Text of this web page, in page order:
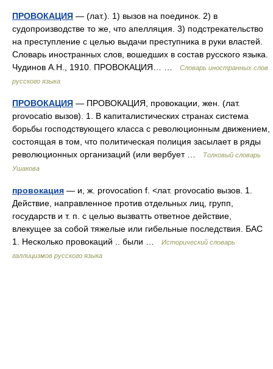
ПРОВОКАЦИЯ — (лат.). 1) вызов на поединок. 2) в
судопроизводстве то же, что апелляция. 3) подстрекательство
на преступление с целью выдачи преступника в руки властей.
Словарь иностранных слов, вошедших в состав русского языка.
Чудинов А.Н., 1910. ПРОВОКАЦИЯ… …
Словарь иностранных слов
русского языка
ПРОВОКАЦИЯ — ПРОВОКАЦИЯ, провокации, жен. (лат.
provocatio вызов). 1. В капиталистических странах система
борьбы господствующего класса с революционным движением,
состоящая в том, что политическая полиция засылает в ряды
революционных организаций (или вербует …
Толковый словарь
Ушакова
провокация — и, ж. provocation f. <лат. provocatio вызов. 1.
Действие, направленное против отдельных лиц, групп,
государств и т. п. с целью вызватть ответное действие,
влекущее за собой тяжелые или гибельные последствия. БАС
1. Несколько провокаций .. были …
Исторический словарь
галлицизмов русского языка